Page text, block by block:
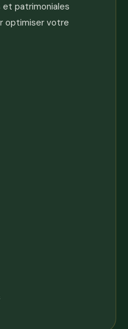
patrimoniales
optimiser votre